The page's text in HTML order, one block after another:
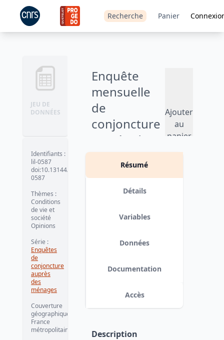
Recherche Panier
JEU DE
DONNÉES
Enquête
mensuelle
de
conjoncture
auprès des
ménages -
Ajouter
au
panier
date :2006-12
Identifiants :
lil-0587
doi:10.13144/lil-
0587
Thèmes :
Conditions
de vie et
société
Opinions
Série :
Enquêtes
de
conjoncture
auprès
des
ménages
Couverture
géographique
France
métropolitaine
Résumé
Détails
Variables
Données
Documentation
Accès
Description